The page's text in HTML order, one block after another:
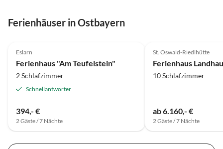
diese Ferienwohnung jederzeit
sowie Familien sehr zu empfehlen.
Ferienhäuser in Ostbayern
Eslarn
Ferienhaus "Am Teufelstein"
2 Schlafzimmer
Schnellantworter
394,- €
2 Gäste / 7 Nächte
St. Oswald-Riedlhütte
10 Schlafzimmer
ab 6.160,- €
2 Gäste / 7 Nächte